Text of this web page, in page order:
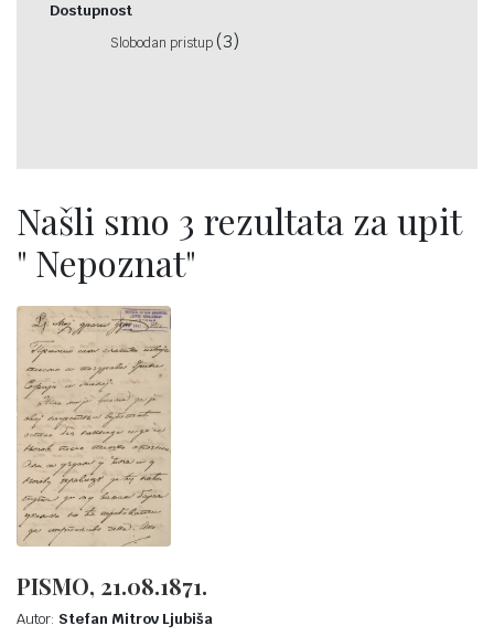
Dostupnost
Slobodan pristup(3)
Našli smo 3 rezultata za upit
" Nepoznat"
PISMO, 21.08.1871.
Autor: Stefan Mitrov Ljubiša